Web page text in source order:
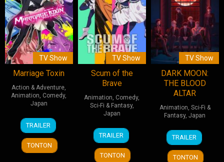
TV Show
Marriage Toxin
Action & Adventure,
Animation, Comedy,
Japan
7
Apr
2026
TRAILER
TONTON
TV Show
Scum of the
Brave
Animation, Comedy,
Sci-Fi & Fantasy,
Japan
11
Jan
2026
TRAILER
TONTON
TV Show
DARK MOON:
THE BLOOD
ALTAR
Animation, Sci-Fi &
Fantasy,Japan
10
Jan
2026
HYBE
TRAILER
TONTON